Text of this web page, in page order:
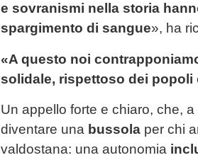
e sovranismi nella storia
spargimento di sangue», ha
«A questo noi
solidale, rispettoso dei popoli
Un appello forte e chiaro, che,
diventare una bussola per chi
valdostana: una autonomia